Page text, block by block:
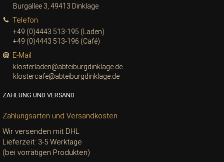
Burgallee 3, 49413 Dinklage
Telefon
+49 (0)4443 513-195 (Laden)
+49 (0)4443 513-196 (Café)
E-Mail
klosterladen@abteiburgdinklage.de
klostercafe@abteiburgdinklage.de
ZAHLUNG UND VERSAND
Zahlungsarten und Versandkosten
Wir versenden mit DHL
Lieferzeit: 3-5 Werktage
(bei vorrätigen Produkten)